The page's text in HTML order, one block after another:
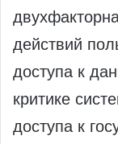
действий
доступа к
критике
доступа к